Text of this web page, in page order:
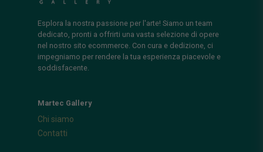
Esplora la nostra passione per l'arte! Siamo un team
dedicato, pronti a offrirti una vasta selezione di opere
nel nostro sito ecommerce. Con cura e dedizione, ci
impegniamo per rendere la tua esperienza piacevole e
soddisfacente.
Martec Gallery
Chi siamo
Contatti